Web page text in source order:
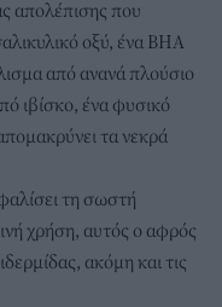
απολέπισης που
οξύ, ένα BHA
από ανανά πλούσιο
ιβίσκο, ένα φυσικό
τα νεκρά
τη σωστή
χρήση, αυτός ο αφρός
ακόμη και τις